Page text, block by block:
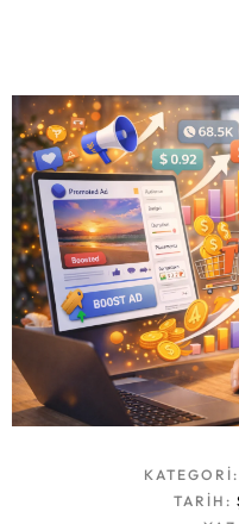
KATEGORI:
TARIH: